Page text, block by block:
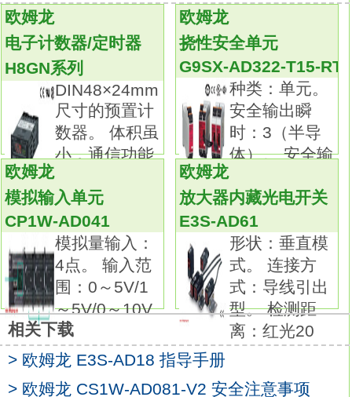
最高计数速度：20Hz。
外形色：黑色。
附件：防水垫、嵌入式安装用适配器(Y92F-
34)H8GN-AD
提升了可视性和简便功能的、小型又经济的计
数器。
字符高度为8.6mm，实现了宽大的显示。
计数器最大可计数8位数。
注重可视性的、带背光计数器产品已成系列。
采用按键保护开关，以防复种类：H7CZ系列
H8GN-AD操作手册。
功能：1级预置计数器。
外部连接：插座型(8脚)。
设置：1级设定。
显示位数：6位。
输出：接点输出(1c)。
电源电压：AC24V/DC12～24V。
价格实惠、使用方便！
欧姆龙
电子计数器/定时器
H8GN系列
DIN48×24mm
尺寸的预置计
数器。 体积虽
小，通信功能
欧姆龙
挠性安全单元
G9SX-AD322-T15-RT
种类：单元。
安全输出瞬
时：3（半导
体）。 安全输
欧姆龙
模拟输入单元
CP1W-AD041
模拟量输入：
4点。 输入范
围：0～5V/1
～5V/0～10V
欧姆龙
放大器内藏光电开关（
E3S-AD61
形状：垂直模
式。 连接方
式：导线引出
型。 检测距
离：红光20
相关下载
> 欧姆龙 E3S-AD18 指导手册
> 欧姆龙 CS1W-AD081-V2 安全注意事项